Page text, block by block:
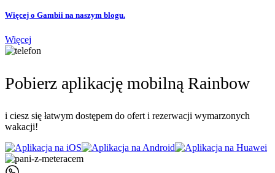
Więcej o Gambii na naszym blogu.
Więcej
Pobierz aplikację mobilną Rainbow
i ciesz się łatwym dostępem do ofert i rezerwacji wymarzonych
wakacji!